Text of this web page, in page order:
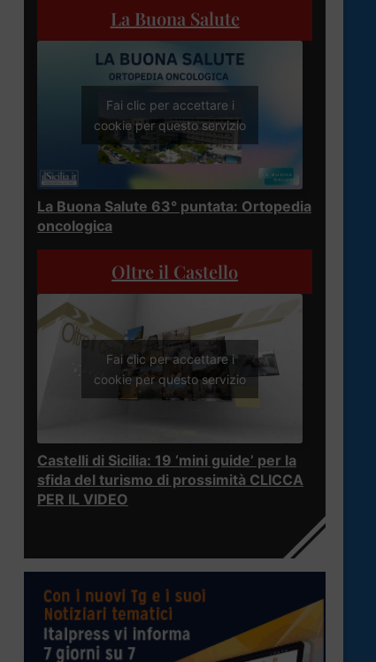
La Buona Salute
Fai clic per accettare i
cookie per questo servizio
La Buona Salute 63° puntata: Ortopedia
oncologica
Oltre il Castello
Fai clic per accettare i
cookie per questo servizio
Castelli di Sicilia: 19 ‘mini guide’ per la
sfida del turismo di prossimità CLICCA
PER IL VIDEO